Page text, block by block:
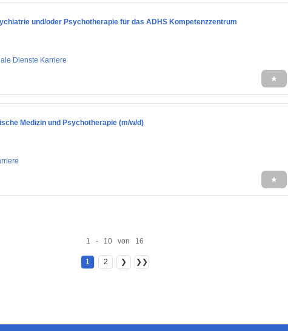
und/oder Psychotherapie für das ADHS Kompetenzzentrum
Dienste Karriere
★
Medizin und Psychotherapie (m/w/d)
★
1 - 10 von 16
1 2 ❯ ❯❯